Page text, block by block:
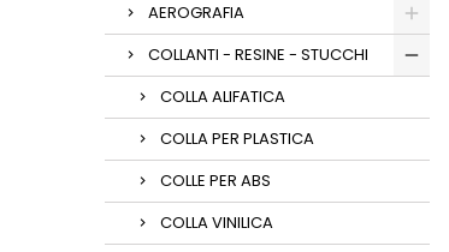
AEROGRAFIA
COLLANTI - RESINE - STUCCHI
COLLA ALIFATICA
COLLA PER PLASTICA
COLLE PER ABS
COLLA VINILICA